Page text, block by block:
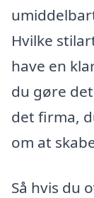
Hvilke
have en
du gøre
det firma,
om at
Så hvis du